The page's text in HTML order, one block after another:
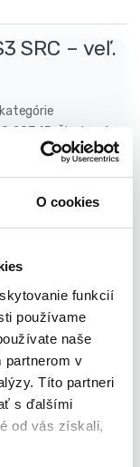
O cookies
funkcií
používame
naše
partnerom v
Títo partneri
s ďalšími
od vás získali,
SRC – veľ.
20345. Členková
užívateľa pred
navrhnutými
s energiou
sa do 15kN,
so systémom
organickým
podklade
(SLS) a na
ktorá chráni